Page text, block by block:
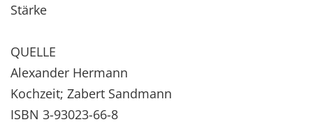
Stärke
QUELLE
Alexander Hermann
Kochzeit; Zabert Sandmann
ISBN 3-93023-66-8